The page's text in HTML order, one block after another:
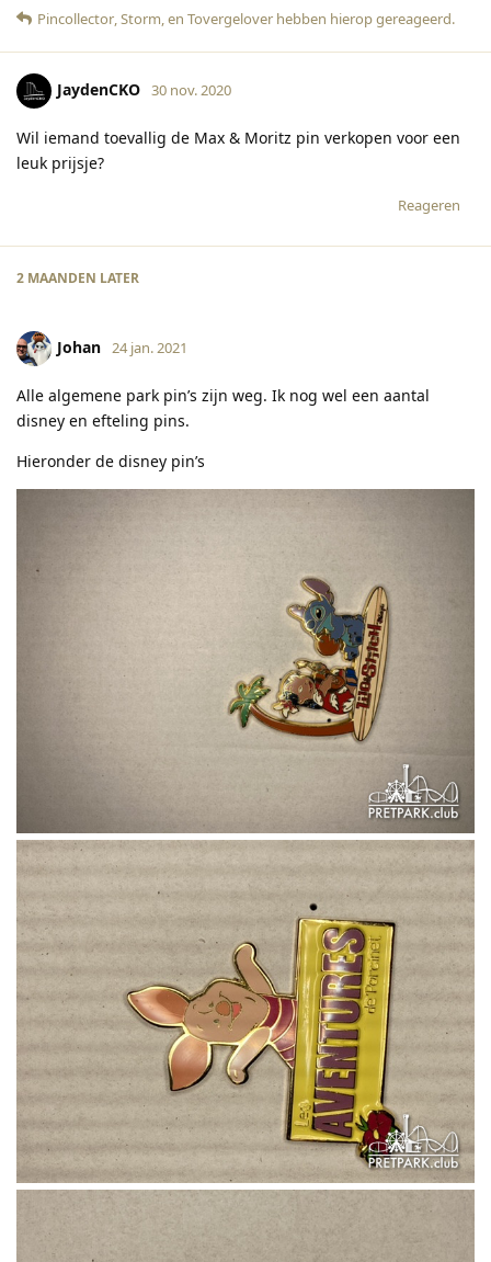
Pincollector,Storm, en Tovergelover hebben hierop gereageerd.
JaydenCKO 30 nov. 2020
Wil iemand toevallig de Max & Moritz pin verkopen voor een
leuk prijsje?
Reageren
2 MAANDEN LATER
Johan 24 jan. 2021
Alle algemene park pin’s zijn weg. Ik nog wel een aantal
disney en efteling pins.
Hieronder de disney pin’s